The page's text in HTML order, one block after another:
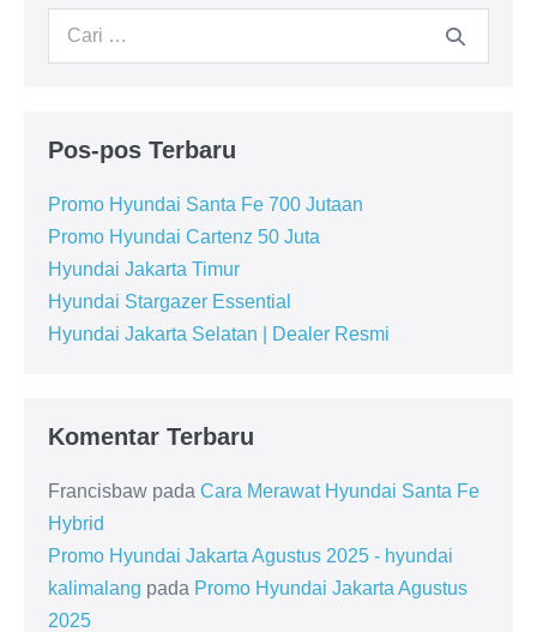
Pencarian
Pos-pos Terbaru
Promo Hyundai Santa Fe 700 Jutaan
Promo Hyundai Cartenz 50 Juta
Hyundai Jakarta Timur
Hyundai Stargazer Essential
Hyundai Jakarta Selatan | Dealer Resmi
Komentar Terbaru
Francisbaw pada Cara Merawat Hyundai Santa Fe
Hybrid
Promo Hyundai Jakarta Agustus 2025 - hyundai
kalimalang pada Promo Hyundai Jakarta Agustus
2025